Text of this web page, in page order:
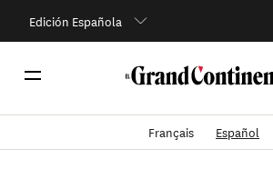
Edición Española
Français Español